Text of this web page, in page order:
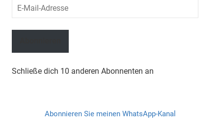
Mail-
Adresse
Schließe dich 10 anderen Abonnenten an
Abonnieren Sie meinen WhatsApp-Kanal